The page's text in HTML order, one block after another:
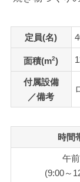
定員(名)
面積(m2)
付属設備
／備考
時間
午前
(9:00～